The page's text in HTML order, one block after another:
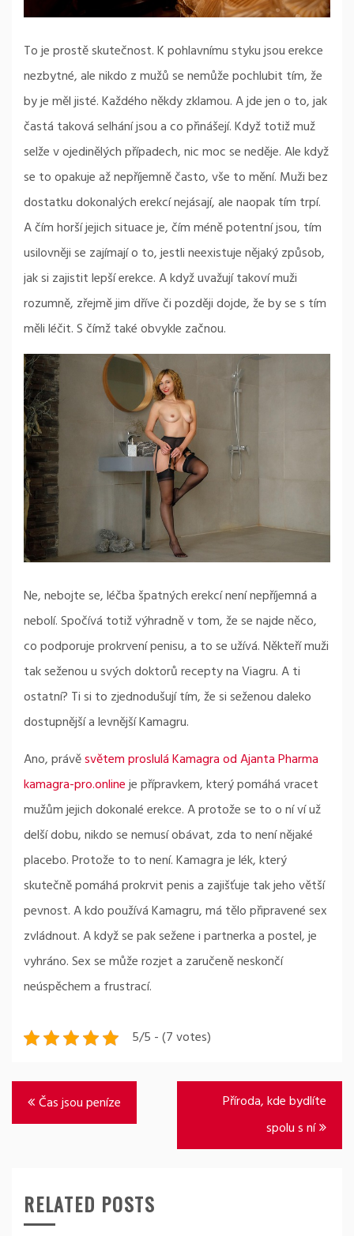
To je prostě skutečnost. K pohlavnímu styku jsou erekce
nezbytné, ale nikdo z mužů se nemůže pochlubit tím, že
by je měl jisté. Každého někdy zklamou. A jde jen o to, jak
častá taková selhání jsou a co přinášejí. Když totiž muž
selže v ojedinělých případech, nic moc se neděje. Ale když
se to opakuje až nepříjemně často, vše to mění. Muži bez
dostatku dokonalých erekcí nejásají, ale naopak tím trpí.
A čím horší jejich situace je, čím méně potentní jsou, tím
usilovněji se zajímají o to, jestli neexistuje nějaký způsob,
jak si zajistit lepší erekce. A když uvažují takoví muži
rozumně, zřejmě jim dříve či později dojde, že by se s tím
měli léčit. S čímž také obvykle začnou.
Ne, nebojte se, léčba špatných erekcí není nepříjemná a
nebolí. Spočívá totiž výhradně v tom, že se najde něco,
co podporuje prokrvení penisu, a to se užívá. Někteří muži
tak seženou u svých doktorů recepty na Viagru. A ti
ostatní? Ti si to zjednodušují tím, že si seženou daleko
dostupnější a levnější Kamagru.
Ano, právěsvětem proslulá Kamagra od Ajanta Pharma
kamagra-pro.onlineje přípravkem, který pomáhá vracet
mužům jejich dokonalé erekce. A protože se to o ní ví už
delší dobu, nikdo se nemusí obávat, zda to není nějaké
placebo. Protože to to není. Kamagra je lék, který
skutečně pomáhá prokrvit penis a zajišťuje tak jeho větší
pevnost. A kdo používá Kamagru, má tělo připravené sex
zvládnout. A když se pak sežene i partnerka a postel, je
vyhráno. Sex se může rozjet a zaručeně neskončí
neúspěchem a frustrací.
5/5 - (7 votes)
Navigace
pro
Čas jsou peníze
Příroda, kde bydlíte
spolu s ní
RELATED POSTS